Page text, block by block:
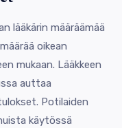
lääkärin määräämää
oikean
mukaan. Lääkkeen
auttaa
Potilaiden
käytössä